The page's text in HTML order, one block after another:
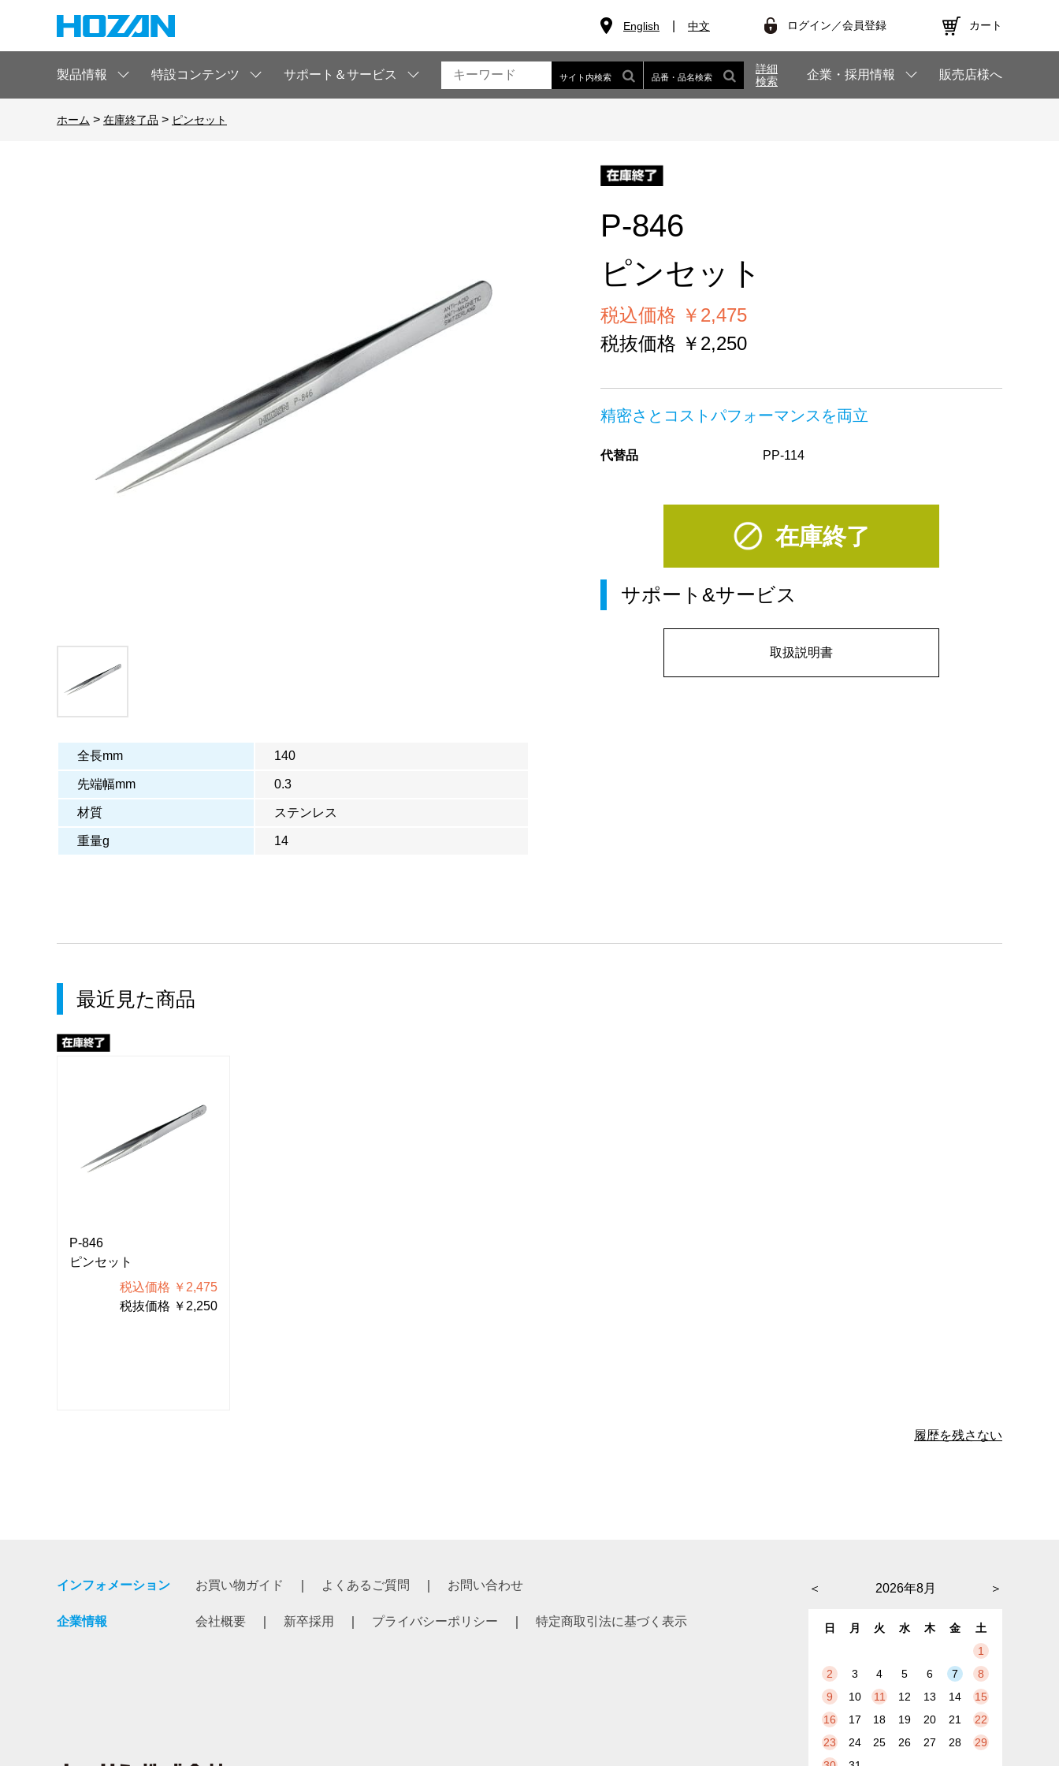
English 中文 ログイン／会員登録 カート
製品情報 特設コンテンツ サポート＆サービス サイト内検索 品番・品名検索
詳細
検索
企業・採用情報 販売店様へ
ホーム > 在庫終了品 > ピンセット
全長mm 140
先端幅mm 0.3
材質 ステンレス
重量g 14
P-846
ピンセット
税込価格 ￥2,475
税抜価格 ￥2,250
精密さとコストパフォーマンスを両立
代替品 PP-114
在庫終了
サポート&サービス
取扱説明書
最近見た商品
P-846
ピンセット
税込価格 ￥2,475
税抜価格 ￥2,250
履歴を残さない
インフォメーション お買い物ガイド よくあるご質問 お問い合わせ
企業情報 会社概要 新卒採用 プライバシーポリシー 特定商取引法に基づく表示
＜ ＞
2026年8月
日 月 火 水 木 金
土
1
2
3 4 5 6 7
8
9
10 11 12 13 14
15
16
17 18 19 20 21
22
23
24 25 26 27 28
29